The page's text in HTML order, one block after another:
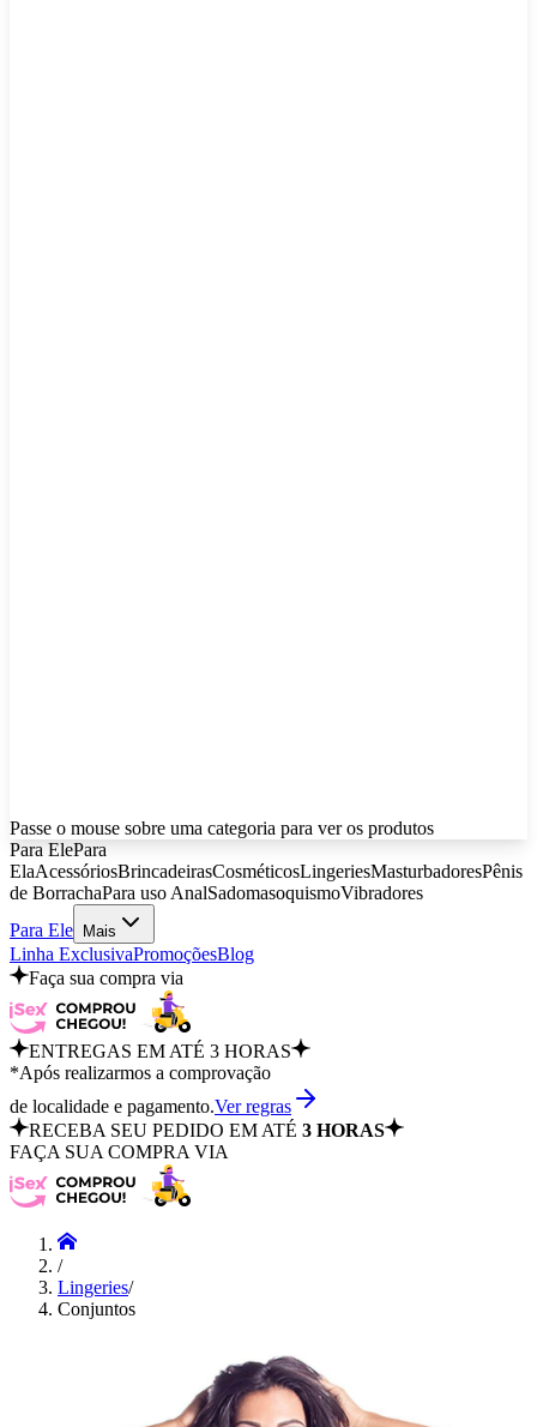
Passe o mouse sobre uma categoria para ver os produtos
Para ElePara
ElaAcessóriosBrincadeirasCosméticosLingeriesMasturbadoresPênis
de BorrachaPara uso AnalSadomasoquismoVibradores
Para Ele
Mais
Linha ExclusivaPromoçõesBlog
Faça sua compra via
ENTREGAS EM ATÉ 3 HORAS
*Após realizarmos a comprovação
de localidade e pagamento.Ver regras
RECEBA SEU PEDIDO EM ATÉ 3 HORAS
FAÇA SUA COMPRA VIA
/
Lingeries/
Conjuntos